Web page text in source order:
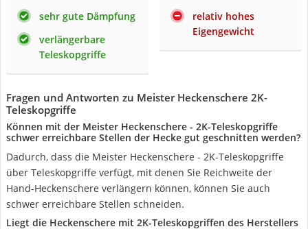
sehr gute Dämpfung
verlängerbare
Teleskopgriffe
relativ hohes
Eigengewicht
Fragen und Antworten zu Meister Heckenschere 2K-
Teleskopgriffe
Können mit der Meister Heckenschere - 2K-Teleskopgriffe
schwer erreichbare Stellen der Hecke gut geschnitten werden?
Dadurch, dass die Meister Heckenschere - 2K-Teleskopgriffe
über Teleskopgriffe verfügt, mit denen Sie Reichweite der
Hand-Heckenschere verlängern können, können Sie auch
schwer erreichbare Stellen schneiden.
Liegt die Heckenschere mit 2K-Teleskopgriffen des Herstellers